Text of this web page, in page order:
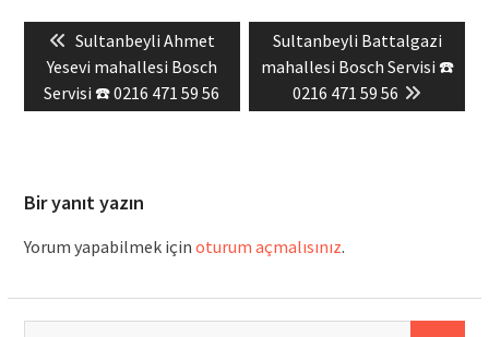
Yazı
gezinmesi
Previous
post:
Sultanbeyli Ahmet
Yesevi mahallesi Bosch
Servisi ☎️ 0216 471 59 56
Next
post:
Sultanbeyli Battalgazi
mahallesi Bosch Servisi ☎️
0216 471 59 56
Bir yanıt yazın
Yorum yapabilmek için oturum açmalısınız.